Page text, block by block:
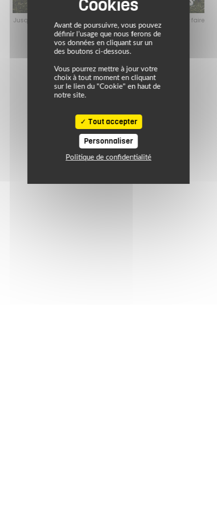
Jusqu’au 24 août 2026, profitez de l’ambiance estivale pour faire
le plein de bons plans sur l’équipement motard !
Avant de poursuivre, vous pouvez
définir l’usage que nous ferons de
vos données en cliquant sur un
des boutons ci-dessous.
Vous pourrez mettre à jour votre
choix à tout moment en cliquant
sur le lien du "Cookie" en haut de
notre site.
Tout accepter
Personnaliser
Politique de confidentialité